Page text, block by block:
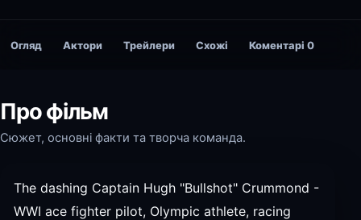
Огляд Актори Трейлери Схожі Коментарі 0
Про фільм
Сюжет, основні факти та творча команда.
The dashing Captain Hugh "Bullshot" Crummond -
WWI ace fighter pilot, Olympic athlete, racing